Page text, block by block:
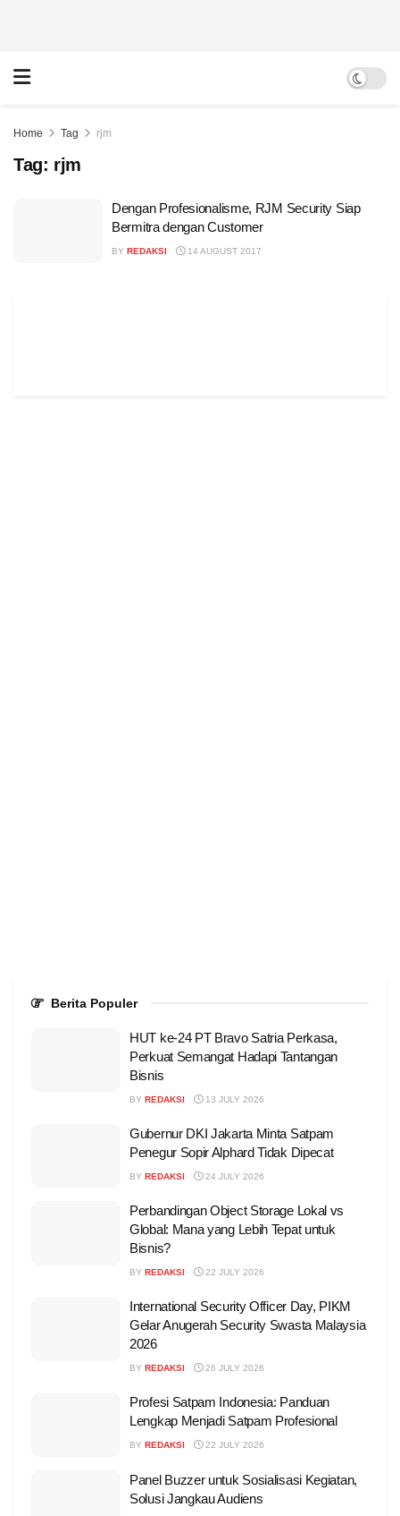
Home Tag rjm
Tag: rjm
Dengan Profesionalisme, RJM Security Siap
Bermitra dengan Customer
BY REDAKSI 14 AUGUST 2017
Berita Populer
HUT ke-24 PT Bravo Satria Perkasa,
Perkuat Semangat Hadapi Tantangan
Bisnis
BY REDAKSI 13 JULY 2026
Gubernur DKI Jakarta Minta Satpam
Penegur Sopir Alphard Tidak Dipecat
BY REDAKSI 24 JULY 2026
Perbandingan Object Storage Lokal vs
Global: Mana yang Lebih Tepat untuk
Bisnis?
BY REDAKSI 22 JULY 2026
International Security Officer Day, PIKM
Gelar Anugerah Security Swasta Malaysia
2026
BY REDAKSI 26 JULY 2026
Profesi Satpam Indonesia: Panduan
Lengkap Menjadi Satpam Profesional
BY REDAKSI 22 JULY 2026
Panel Buzzer untuk Sosialisasi Kegiatan,
Solusi Jangkau Audiens